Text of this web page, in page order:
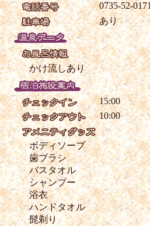
0735-52-
あり
かけ流しあり
15:00
10:00
ボディソープ
歯ブラシ
バスタオル
シャンプー
浴衣
ハンドタオル
髭剃り